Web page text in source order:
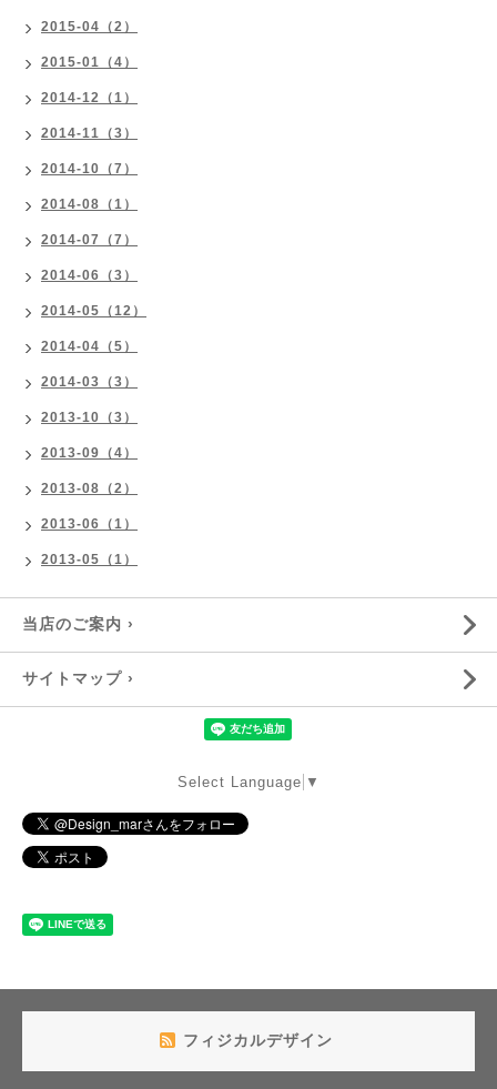
2015-04（2）
2015-01（4）
2014-12（1）
2014-11（3）
2014-10（7）
2014-08（1）
2014-07（7）
2014-06（3）
2014-05（12）
2014-04（5）
2014-03（3）
2013-10（3）
2013-09（4）
2013-08（2）
2013-06（1）
2013-05（1）
当店のご案内 ›
サイトマップ ›
Select Language ▼
フィジカルデザイン